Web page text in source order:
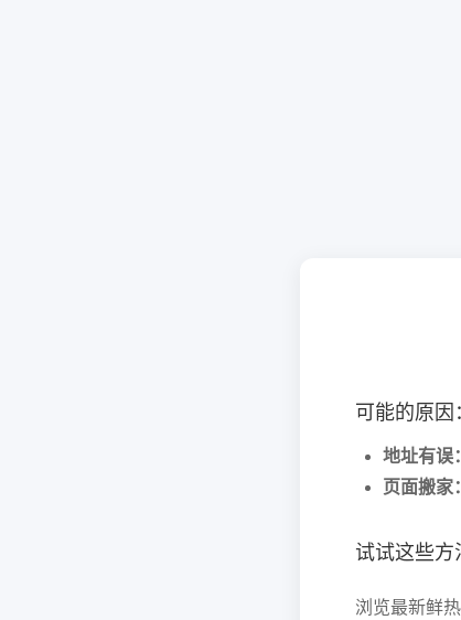
可能的原因
地址有误：
页面搬家：
试试这些方
浏览最新鲜